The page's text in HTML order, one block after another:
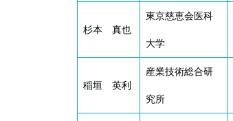
杉本 真也
東京慈恵会医科
大学
稲垣 英利
産業技術総合研
究所